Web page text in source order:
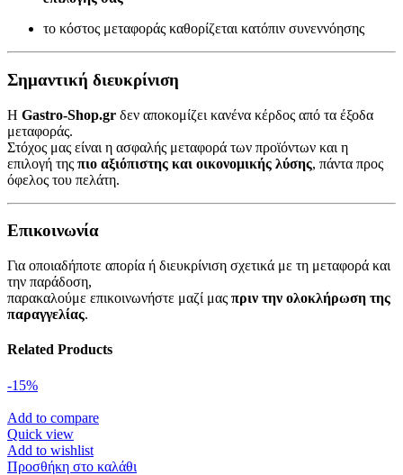
το κόστος μεταφοράς καθορίζεται κατόπιν συνεννόησης
Σημαντική διευκρίνιση
Η Gastro-Shop.gr δεν αποκομίζει κανένα κέρδος από τα έξοδα
μεταφοράς.
Στόχος μας είναι η ασφαλής μεταφορά των προϊόντων και η
επιλογή της πιο αξιόπιστης και οικονομικής λύσης, πάντα προς
όφελος του πελάτη.
Επικοινωνία
Για οποιαδήποτε απορία ή διευκρίνιση σχετικά με τη μεταφορά και
την παράδοση,
παρακαλούμε επικοινωνήστε μαζί μας πριν την ολοκλήρωση της
παραγγελίας.
Related Products
-15%
Add to compare
Quick view
Add to wishlist
Προσθήκη στο καλάθι